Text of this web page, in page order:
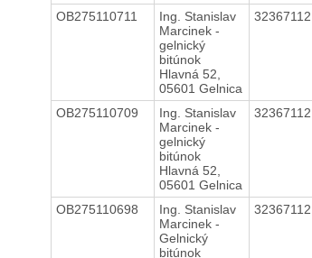
OB275110711
Ing. Stanislav
Marcinek -
gelnický
bitúnok
Hlavná 52,
05601 Gelnica
32367112
OB275110709
Ing. Stanislav
Marcinek -
gelnický
bitúnok
Hlavná 52,
05601 Gelnica
32367112
OB275110698
Ing. Stanislav
Marcinek -
Gelnický
bitúnok
32367112